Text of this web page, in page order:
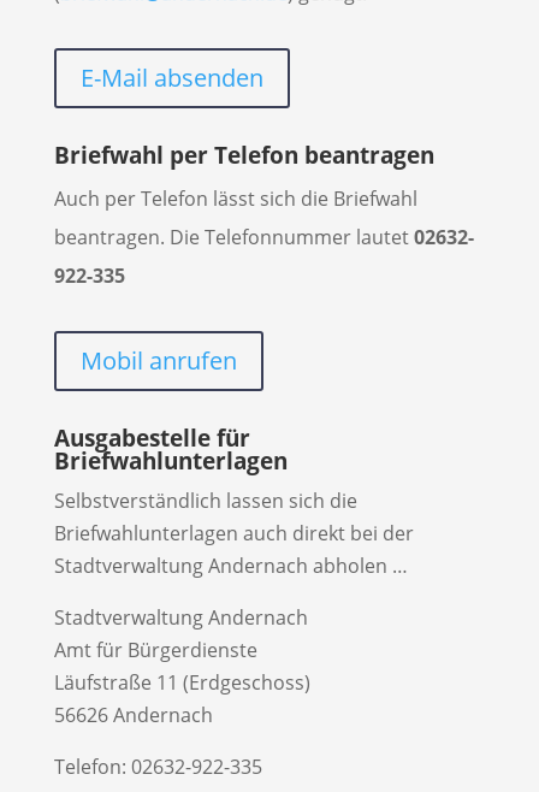
E-Mail absenden
Briefwahl per Telefon beantragen
Auch per Telefon lässt sich die Briefwahl
beantragen. Die Telefonnummer lautet02632-
922-335
Mobil anrufen
Ausgabestelle für
Briefwahlunterlagen
Selbstverständlich lassen sich die
Briefwahlunterlagen auch direkt bei der
Stadtverwaltung Andernach abholen …
Stadtverwaltung Andernach
Amt für Bürgerdienste
Läufstraße 11 (Erdgeschoss)
56626 Andernach
Telefon: 02632-922-335